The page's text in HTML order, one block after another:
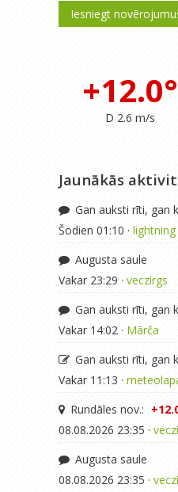
Iesniegt
+12.0°
D 2.6 m/s
Jaunākās
Gan auksti rīti, gan
Šodien 01:10 · lightning
Augusta saule
Vakar 23:29 · veczirgs
Gan auksti rīti, gan
Vakar 14:02 · Mārča
Gan auksti rīti, gan
Vakar 11:13 ·
Rundāles nov.:
08.08.2026 23:35 ·
Augusta saule
08.08.2026 23:35 ·